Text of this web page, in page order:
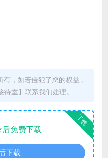
，如若侵犯了您的权益，
室】联系我们处理。
下载
免费下载
下载